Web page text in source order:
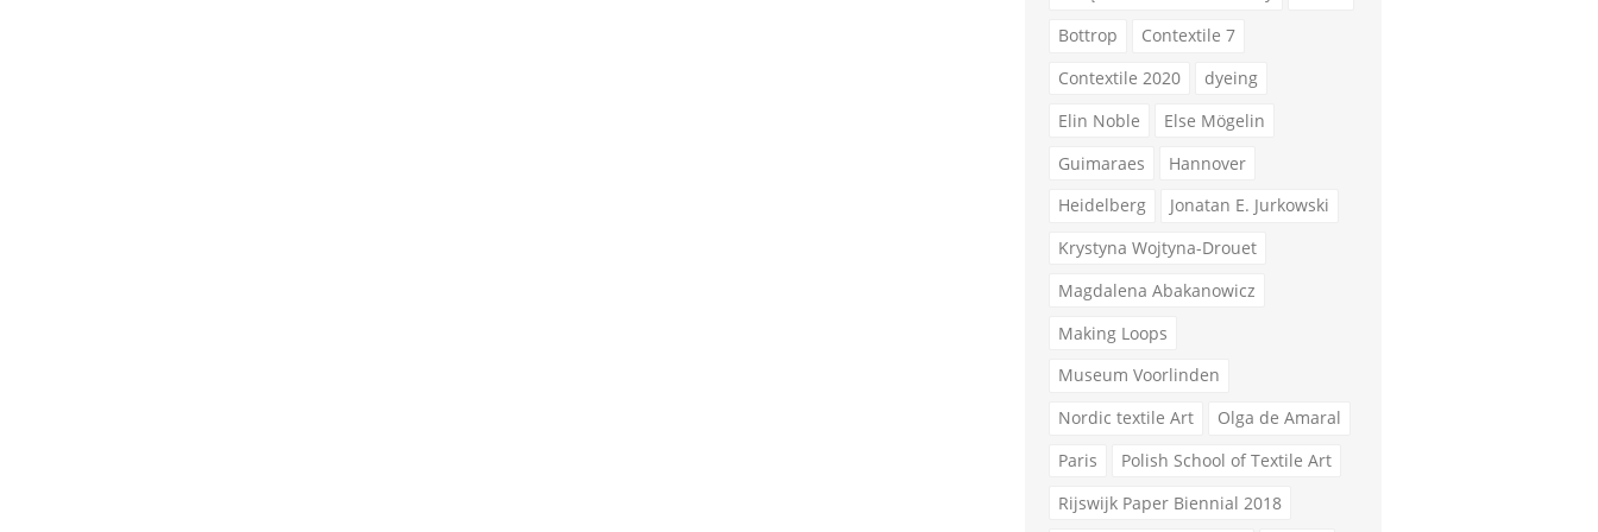
Bottrop
Contextile 7
Contextile 2020
dyeing
Elin Noble
Else Mögelin
Guimaraes
Hannover
Heidelberg
Jonatan E. Jurkowski
Krystyna Wojtyna-Drouet
Magdalena Abakanowicz
Making Loops
Museum Voorlinden
Nordic textile Art
Olga de Amaral
Paris
Polish School of Textile Art
Rijswijk Paper Biennial 2018